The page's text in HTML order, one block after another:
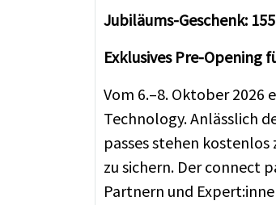
Jubiläums-Geschenk:
Exklusives Pre-Opening
Vom 6.–8. Oktober 2026
Technology. Anlässlich
passes stehen
zu sichern. Der connect
Partnern und